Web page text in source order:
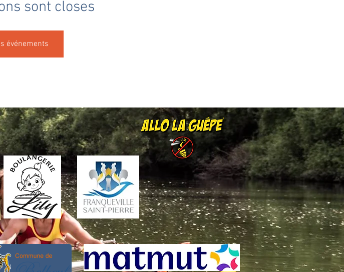
sont closes
événements